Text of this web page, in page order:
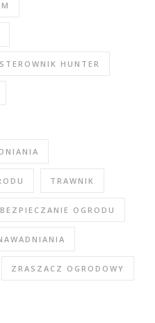
STEROWNIK HUNTER
TRAWNIK
OGRODU
ZRASZACZ OGRODOWY